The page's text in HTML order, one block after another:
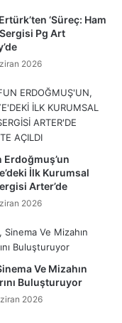
‘Süreç: Ham
Sergisi Pg Art
2026
Erdoğmuş’un
İlk Kurumsal
Arter’de
2026
Ve Mizahın
Buluşturuyor
2026